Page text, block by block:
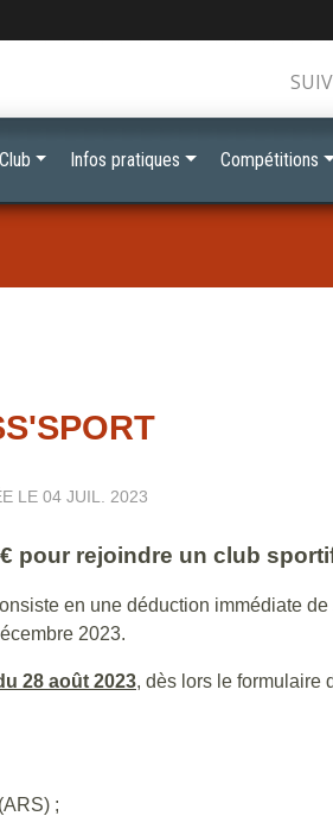
LE 04 JUIL. 2023
pour rejoindre un club
en une déduction immédiate de
2023.
28 août 2023, dès lors le formulaire
;
Infos pratiques Compétitions